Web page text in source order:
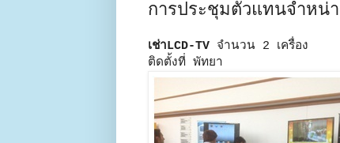
การประชุมตัวแทนจำหน่
เช่าLCD-TV จำนวน 2 เครื่อง
ติดตั้งที่ พัทยา